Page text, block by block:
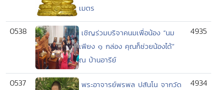
เมตร
0538
เชิญร่วมบริจาคนมเพื่อน้อง “นม
เพียง ๑ กล่อง คุณก็ช่วยน้องได้”
ณ บ้านอารีย์
4935
0537
พระอาจารย์พรพล ปสันโน จากวัด
4934